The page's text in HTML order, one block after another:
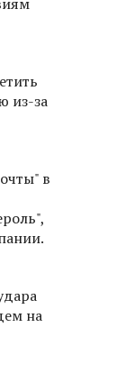
из-за
в
на